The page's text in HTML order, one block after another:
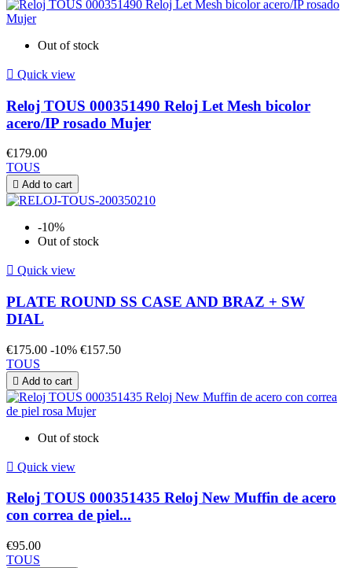
Out of stock
 Quick view
Reloj TOUS 000351490 Reloj Let Mesh bicolor
acero/IP rosado Mujer
€179.00
TOUS
 Add to cart
-10%
Out of stock
 Quick view
PLATE ROUND SS CASE AND BRAZ + SW
DIAL
€175.00 -10% €157.50
TOUS
 Add to cart
Out of stock
 Quick view
Reloj TOUS 000351435 Reloj New Muffin de acero
con correa de piel...
€95.00
TOUS